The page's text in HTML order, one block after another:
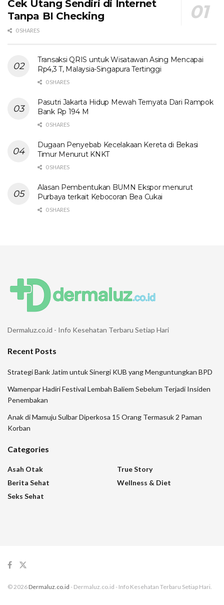
Cek Utang Sendiri di Internet
Tanpa BI Checking
0 SHARES
Transaksi QRIS untuk Wisatawan Asing Mencapai
Rp4,3 T, Malaysia-Singapura Tertinggi
0 SHARES
Pasutri Jakarta Hidup Mewah Ternyata Dari Rampok
Bank Rp 194 M
0 SHARES
Dugaan Penyebab Kecelakaan Kereta di Bekasi
Timur Menurut KNKT
0 SHARES
Alasan Pembentukan BUMN Ekspor menurut
Purbaya terkait Kebocoran Bea Cukai
0 SHARES
Dermaluz.co.id - Info Kesehatan Terbaru Setiap Hari
Recent Posts
Strategi Bank Jatim untuk Sinergi KUB yang Menguntungkan BPD
Wamenpar Hadiri Festival Lembah Baliem Sebelum Terjadi Insiden
Penembakan
Anak di Mamuju Sulbar Diperkosa 15 Orang Termasuk 2 Paman
Korban
Categories
Asah Otak
Berita Sehat
Seks Sehat
True Story
Wellness & Diet
© 2026 Dermaluz.co.id - Dermaluz.co.id - Info Kesehatan Terbaru Setiap Hari.